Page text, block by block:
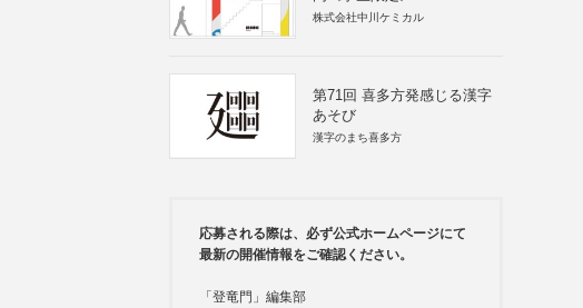
株式会社中川ケミカル
第71回 喜多方発感じる漢字
あそび
漢字のまち喜多方
応募される際は、必ず公式ホームページにて
最新の開催情報をご確認ください。
「登竜門」編集部